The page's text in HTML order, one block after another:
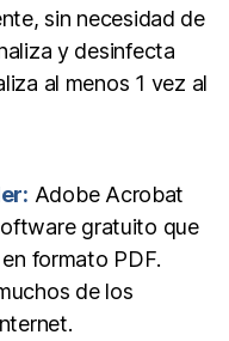
sin necesidad de
y desinfecta
al menos 1 vez al
Adobe Acrobat
gratuito que
formato PDF.
de los